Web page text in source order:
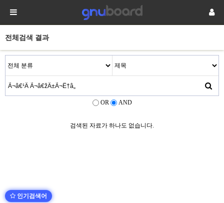
전체검색 결과
OR AND
검색된 자료가 하나도 없습니다.
인기검색어